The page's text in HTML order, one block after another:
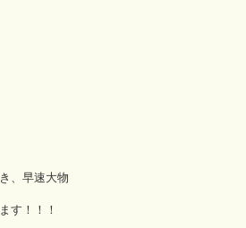
、早速大物
す！！！